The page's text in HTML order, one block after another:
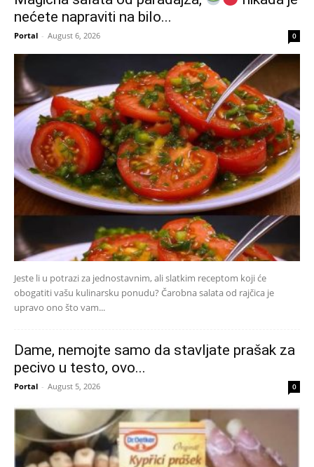
nećete napraviti na bilo...
Portal - August 6, 2026 0
Jeste li u potrazi za jednostavnim, ali slatkim receptom koji će
obogatiti vašu kulinarsku ponudu? Čarobna salata od rajčica je
upravo ono što vam...
Dame, nemojte samo da stavljate prašak za
pecivo u testo, ovo...
Portal - August 5, 2026 0